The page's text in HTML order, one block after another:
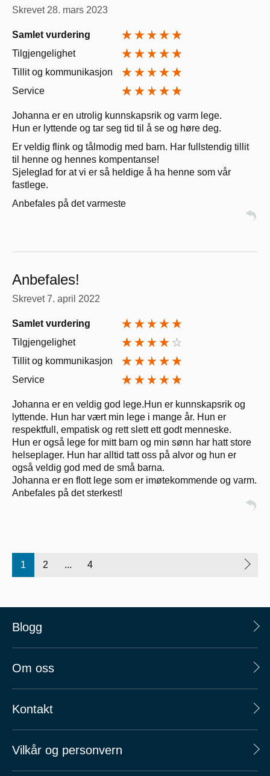
Skrevet 28. mars 2023
Samlet vurdering
Tilgjengelighet
Tillit og kommunikasjon
Service
Johanna er en utrolig kunnskapsrik og varm lege.
Hun er lyttende og tar seg tid til å se og høre deg.
Er veldig flink og tålmodig med barn. Har fullstendig tillit
til henne og hennes kompentanse!
Sjeleglad for at vi er så heldige å ha henne som vår
fastlege.
Anbefales på det varmeste
Anbefales!
Skrevet7. april 2022
Samlet vurdering
Tilgjengelighet
Tillit og kommunikasjon
Service
Johanna er en veldig god lege.Hun er kunnskapsrik og
lyttende. Hun har vært min lege i mange år. Hun er
respektfull, empatisk og rett slett ett godt menneske.
Hun er også lege for mitt barn og min sønn har hatt store
helseplager. Hun har alltid tatt oss på alvor og hun er
også veldig god med de små barna.
Johanna er en flott lege som er imøtekommende og varm.
Anbefales på det sterkest!
1 2 ... 4
Blogg
Om oss
Kontakt
Vilkår og personvern